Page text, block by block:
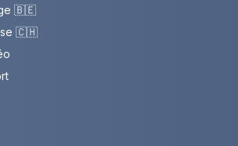
🇧🇪
🇨🇭